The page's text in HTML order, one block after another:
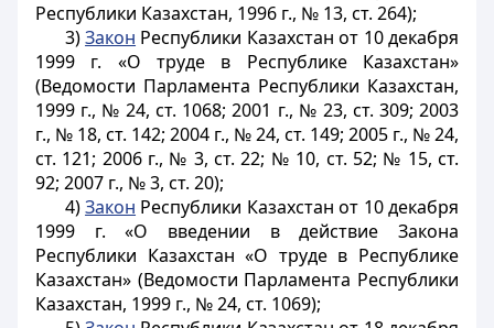
Республики Казахстан, 1996 г., № 13, ст. 264);
3)Закон Республики Казахстан от 10 декабря
1999 г. «О труде в Республике Казахстан»
(Ведомости Парламента Республики Казахстан,
1999 г., № 24, ст. 1068; 2001 г., № 23, ст. 309; 2003
г., № 18, ст. 142; 2004 г., № 24, ст. 149; 2005 г., № 24,
ст. 121; 2006 г., № 3, ст. 22; № 10, ст. 52; № 15, ст.
92; 2007 г., № 3, ст. 20);
4)Закон Республики Казахстан от 10 декабря
1999 г. «О введении в действие Закона
Республики Казахстан «О труде в Республике
Казахстан» (Ведомости Парламента Республики
Казахстан, 1999 г., № 24, ст. 1069);